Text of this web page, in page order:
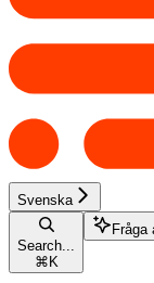
Svenska
Search...
⌘ K
Fråga